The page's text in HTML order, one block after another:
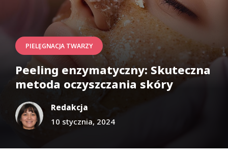
PIELĘGNACJA TWARZY
Peeling enzymatyczny: Skuteczna
metoda oczyszczania skóry
Redakcja
10 stycznia, 2024